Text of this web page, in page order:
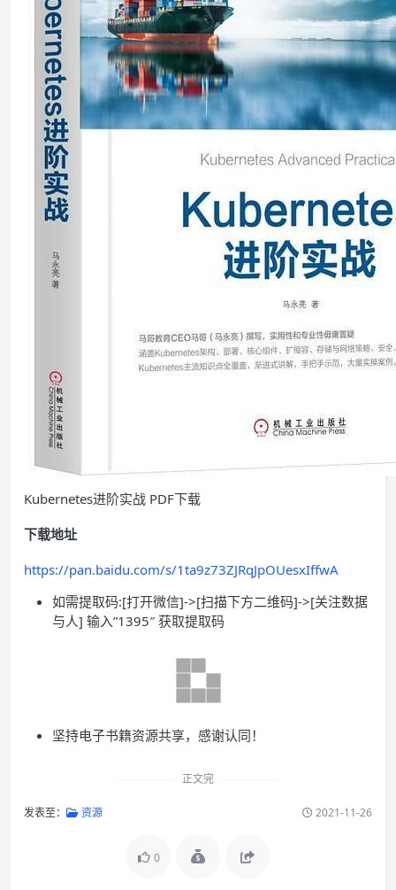
Kubernetes进阶实战 PDF下载
下载地址
https://pan.baidu.com/s/1ta9z73ZJRqJpOUesxIffwA
如需提取码:[打开微信]->[扫描下方二维码]->[关注数据
与人] 输入”1395″ 获取提取码
坚持电子书籍资源共享，感谢认同！
正文完
发表至： 资源 2021-11-26
0